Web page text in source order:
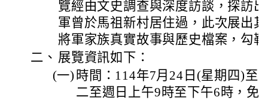
覽經由文史調查與深度訪談，探訪
軍曾於馬祖新村居住過，此次展出
將軍家族真實故事與歷史檔案，勾
二、 展覽資訊如下：
(一) 時間：114年7月24日(星期四)至
二至週日上午9時至下午6時，免